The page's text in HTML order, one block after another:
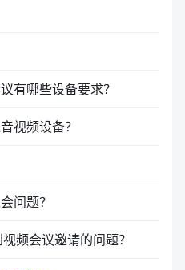
有哪些设备要求？
视频设备？
问题？
频会议邀请的问题？